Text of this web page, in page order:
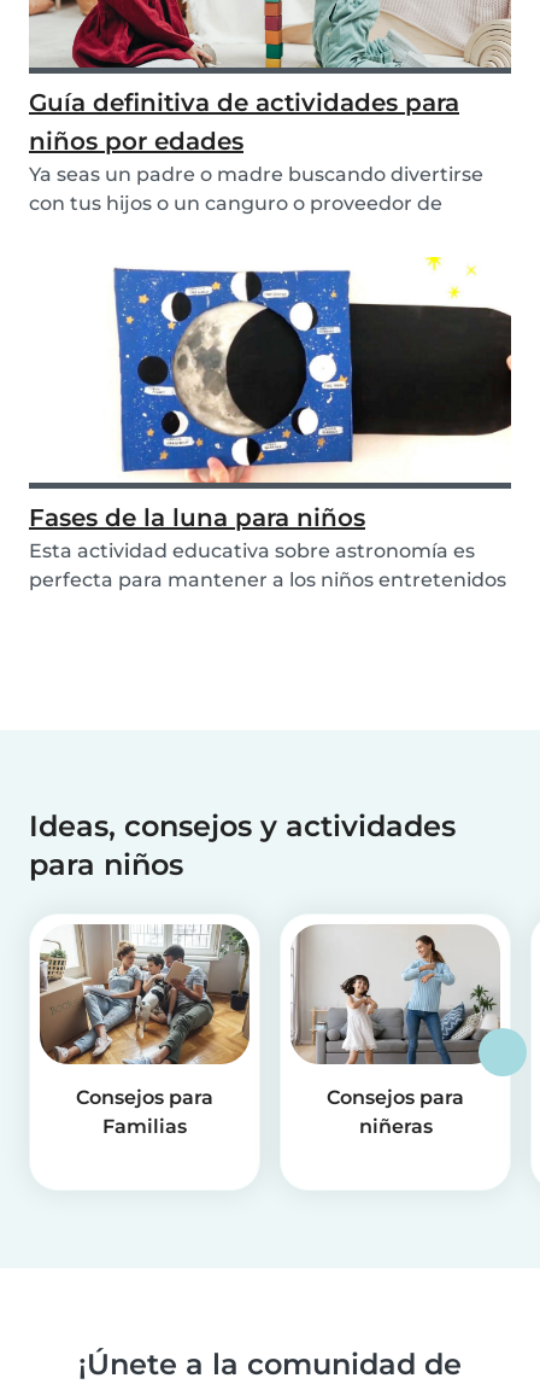
Guía definitiva de actividades para
niños por edades
Ya seas un padre o madre buscando divertirse
con tus hijos o un canguro o proveedor de
Fases de la luna para niños
Esta actividad educativa sobre astronomía es
perfecta para mantener a los niños entretenidos
Ideas, consejos y actividades
para niños
Consejos para
Familias
Consejos para
niñeras
¡Únete a la comunidad de